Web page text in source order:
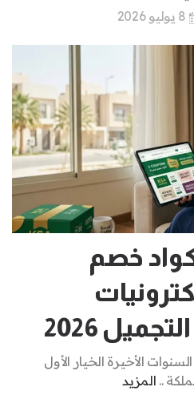
خصم
2026
الأخيرة الخيار الأول
.. المزيد